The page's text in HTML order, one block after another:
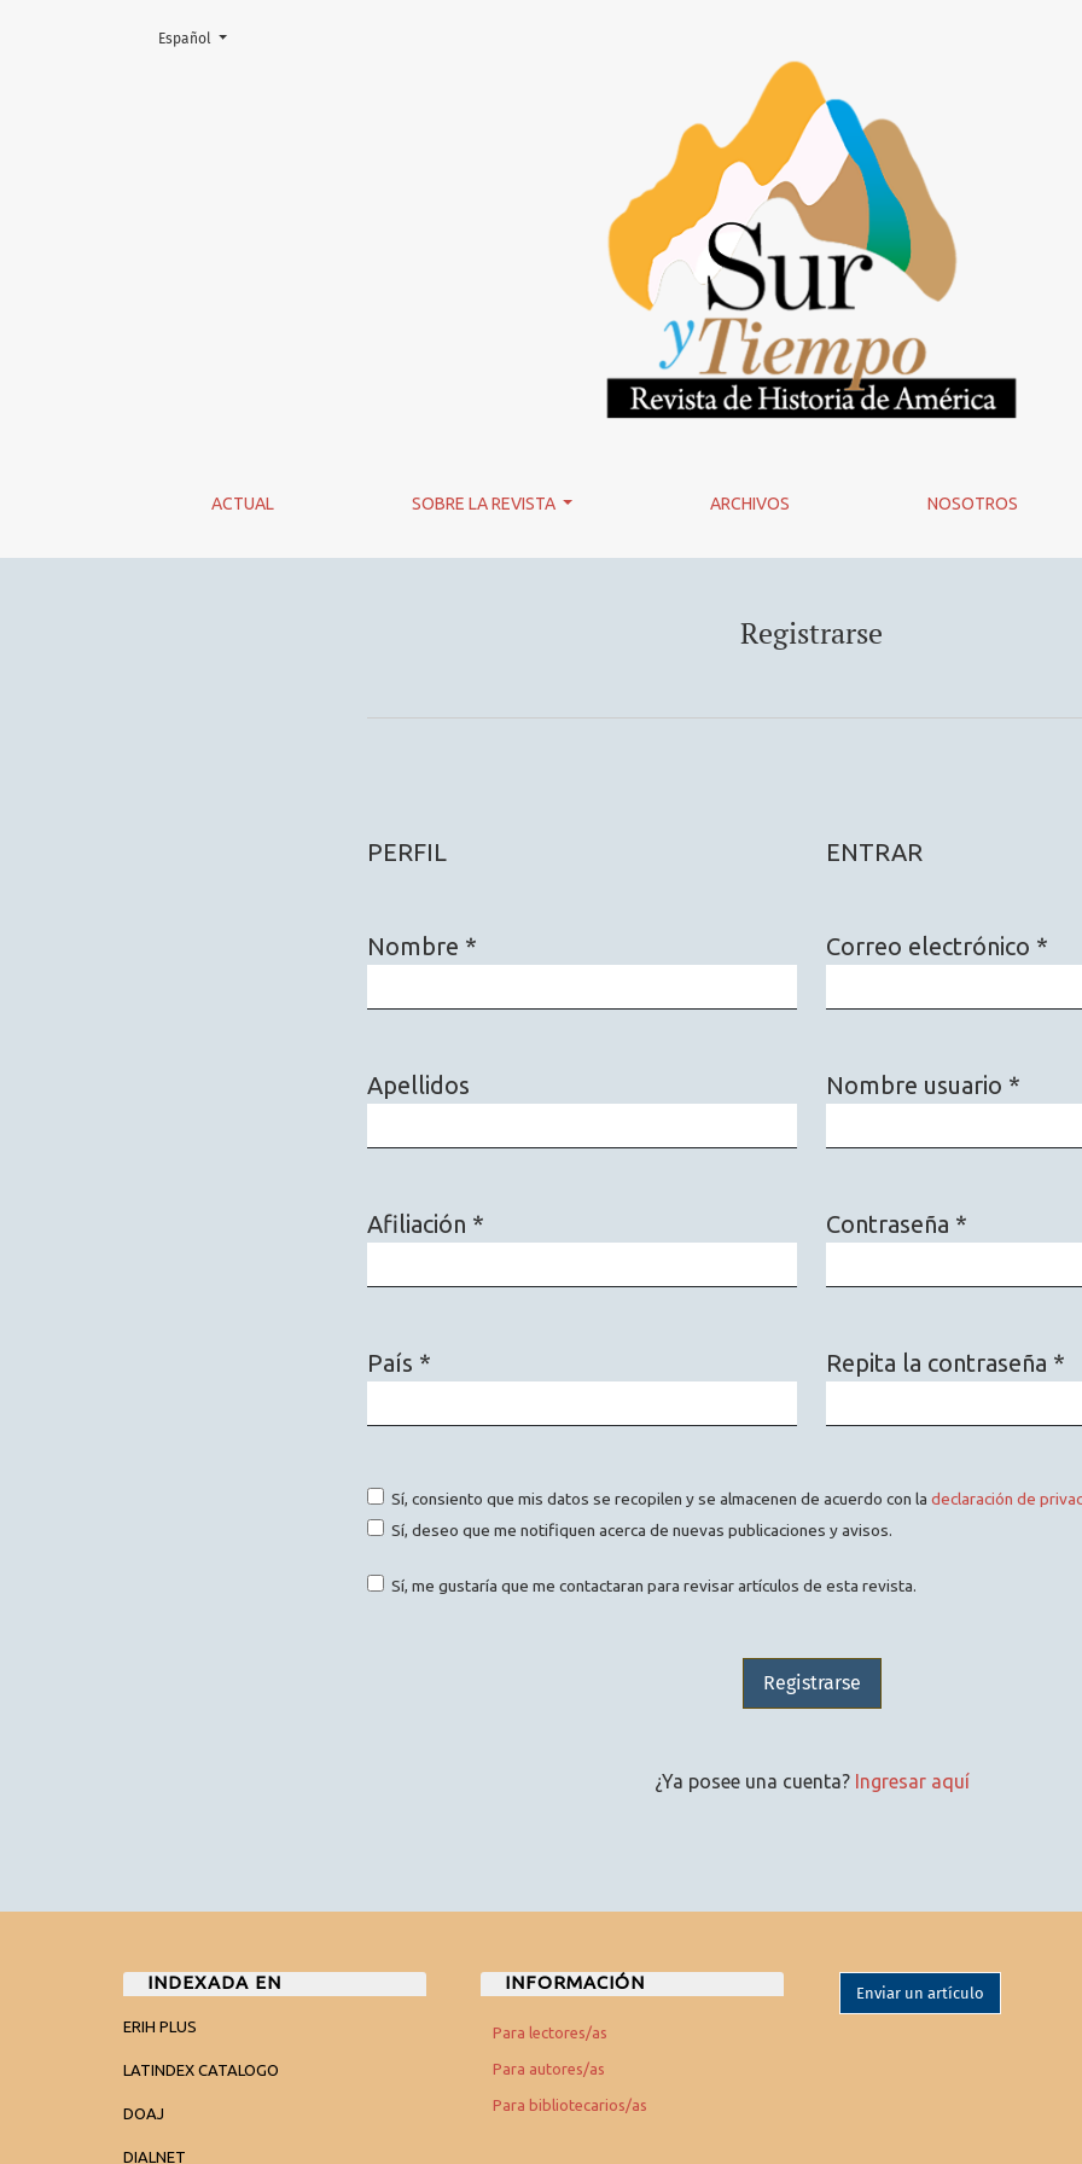
Registrarse
ACTUAL SOBRE LA REVISTA ARCHIVOS NOSOTROS
Cambiar el idioma. El actual es:
Español
Registrarse
PERFIL
Nombre *
Apellidos
Afiliación *
País *
ENTRAR
Correo electrónico *
Nombre usuario *
Contraseña *
Repita la contraseña *
Sí, consiento que mis datos se recopilen y se almacenen de acuerdo con ladeclaración de
Sí, deseo que me notifiquen acerca de nuevas publicaciones y avisos.
Sí, me gustaría que me contactaran para revisar artículos de esta revista.
Registrarse
¿Ya posee una cuenta? Ingresar aquí
INDEXADA EN
ERIH PLUS
LATINDEX CATALOGO
DOAJ
DIALNET
INFORMACIÓN
Para lectores/as
Para autores/as
Para bibliotecarios/as
Enviar un artículo